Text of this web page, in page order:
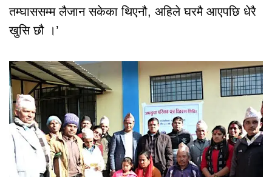
तम्घाससम्म लैजान सकेका थिएनौ, अहिले घरमै आएपछि धेरै
खुसि छौ ।’